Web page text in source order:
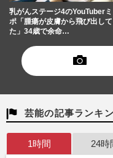
乳がんステージ4のYouTuber
ポ「腫瘍が皮膚から飛び出して
た」34歳で余命…
芸能の記事ランキ
1時間 24時